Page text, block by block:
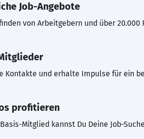
Job-Angebote
von Arbeitgebern und über 20.000
Kontakte und erhalte Impulse für ein
profitieren
Mitglied kannst Du Deine Job-